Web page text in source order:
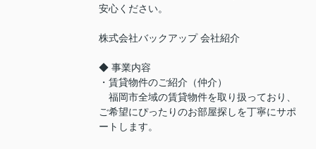
安心ください。
株式会社バックアップ 会社紹介
◆ 事業内容
・賃貸物件のご紹介（仲介）
福岡市全域の賃貸物件を取り扱っており、
ご希望にぴったりのお部屋探しを丁寧にサポ
ートします。